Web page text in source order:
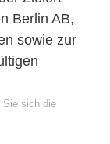
Berlin AB,
sowie zur
Sie sich die